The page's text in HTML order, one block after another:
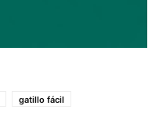
gatillo fácil